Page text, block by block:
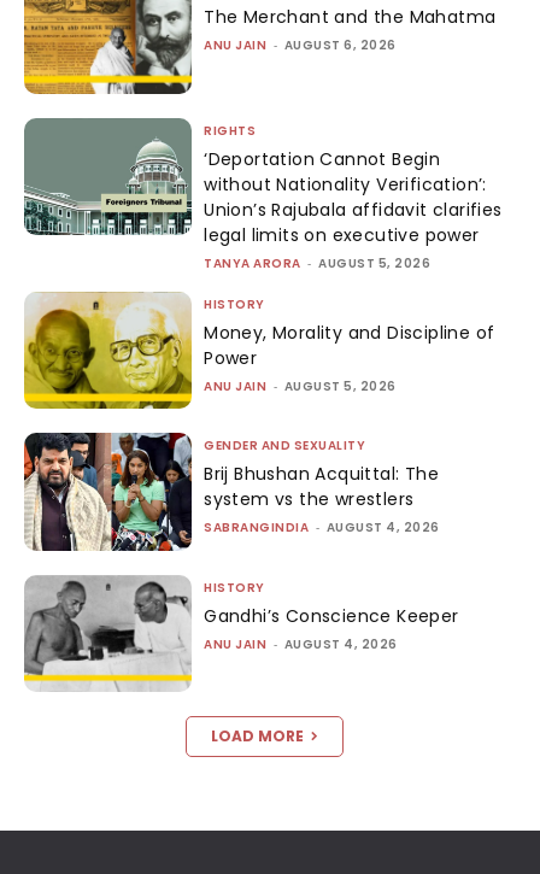
The Merchant and the Mahatma
ANU JAIN - AUGUST 6, 2026
RIGHTS
‘Deportation Cannot Begin
without Nationality Verification’:
Union’s Rajubala affidavit clarifies
legal limits on executive power
TANYA ARORA - AUGUST 5, 2026
HISTORY
Money, Morality and Discipline of
Power
ANU JAIN - AUGUST 5, 2026
GENDER AND SEXUALITY
Brij Bhushan Acquittal: The
system vs the wrestlers
SABRANGINDIA - AUGUST 4, 2026
HISTORY
Gandhi’s Conscience Keeper
ANU JAIN - AUGUST 4, 2026
LOAD MORE